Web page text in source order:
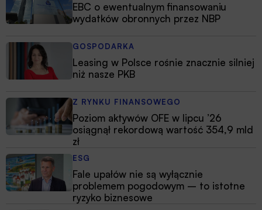
EBC o ewentualnym finansowaniu
wydatków obronnych przez NBP
GOSPODARKA
Leasing w Polsce rośnie znacznie silniej
niż nasze PKB
Z RYNKU FINANSOWEGO
Poziom aktywów OFE w lipcu ’26
osiągnął rekordową wartość 354,9 mld
zł
ESG
Fale upałów nie są wyłącznie
problemem pogodowym – to istotne
ryzyko biznesowe